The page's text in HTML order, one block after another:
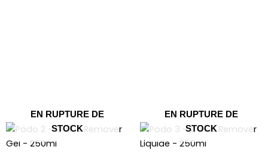
EN RUPTURE DE
STOCK
EN RUPTURE DE
STOCK